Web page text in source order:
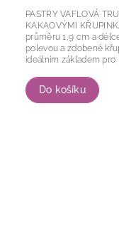
Do košíku
PASTRY VAFLOVÁ
KAKAOVÝMI KŘUPINKAMI Prémiové vaflové
průměru 1,9 cm a
polevou a zdobené
ideálním základem pro